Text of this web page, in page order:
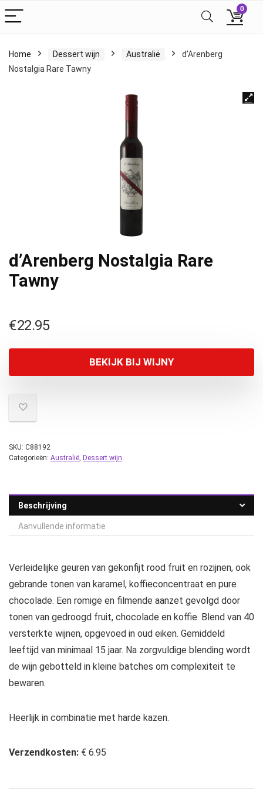
0
Home Dessert wijn Australië
d’Arenberg
Nostalgia Rare Tawny
d’Arenberg Nostalgia Rare
Tawny
€22.95
BEKIJK BIJ WIJNY
SKU: C88192
Categorieën: Australië, Dessert wijn
Beschrijving
Aanvullende informatie
Verleidelijke geuren van gekonfijt rood fruit en rozijnen, ook
gebrande tonen van karamel, koffieconcentraat en pure
chocolade. Een romige en filmende aanzet gevolgd door
tonen van gedroogd fruit, chocolade en koffie. Blend van 40
versterkte wijnen, opgevoed in oud eiken. Gemiddeld
leeftijd van minimaal 15 jaar. Na zorgvuldige blending wordt
de wijn gebotteld in kleine batches om complexiteit te
bewaren.
Heerlijk in combinatie met harde kazen.
Verzendkosten: € 6.95